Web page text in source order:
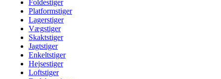
Foldestiger
Platformstiger
Lagerstiger
Vægstiger
Skaktstiger
Jagtstiger
Enkeltstiger
Hejsestiger
Loftstiger